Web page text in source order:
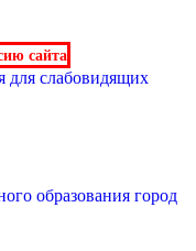
сайта
для слабовидящих
образования город